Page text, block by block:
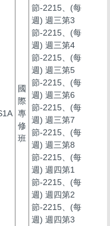
國
際
專
修
班
節-2215、(每
週) 週三第3
節-2215、(每
週) 週三第4
節-2215、(每
週) 週三第5
節-2215、(每
週) 週三第6
節-2215、(每
週) 週三第7
節-2215、(每
週) 週三第8
節-2215、(每
週) 週四第1
節-2215、(每
週) 週四第2
節-2215、(每
週) 週四第3